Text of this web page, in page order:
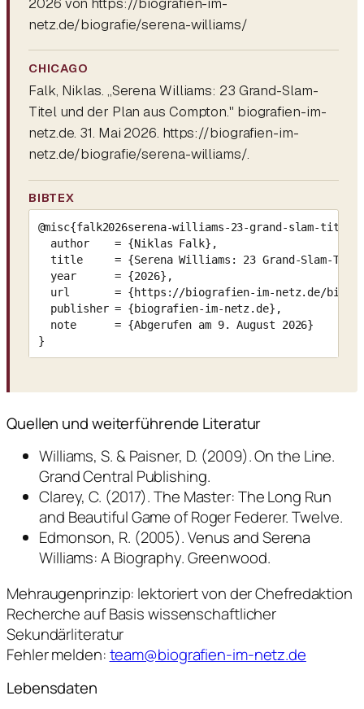
netz.de/biografie/serena-williams/
CHICAGO
Falk, Niklas. „Serena Williams: 23 Grand-Slam-
Titel und der Plan aus Compton." biografien-im-
netz.de. 31. Mai 2026. https://biografien-im-
netz.de/biografie/serena-williams/.
BIBTEX
@misc{falk2026serena-williams-23-grand-slam-titel-
  author    = {Niklas Falk},
title     = {Serena Williams: 23 Grand-Slam-
  year      = {2026},
url       = {https://biografien-im-netz.de/
  publisher = {biografien-im-netz.de},
  note      = {Abgerufen am 9. August 2026}
}
Quellen und weiterführende Literatur
Williams, S. & Paisner, D. (2009). On the Line.
Grand Central Publishing.
Clarey, C. (2017). The Master: The Long Run
and Beautiful Game of Roger Federer. Twelve.
Edmonson, R. (2005). Venus and Serena
Williams: A Biography. Greenwood.
Mehraugenprinzip: lektoriert von der Chefredaktion
Recherche auf Basis wissenschaftlicher
Sekundärliteratur
Fehler melden:team@biografien-im-netz.de
Lebensdaten